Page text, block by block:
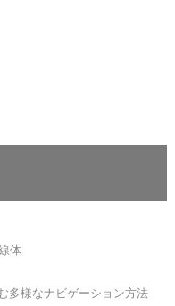
体
多様なナビゲーション方法